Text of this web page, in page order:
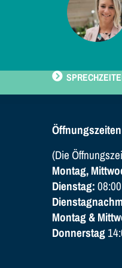
(Die
Montag,
Dienstag:
Montag &
Donnerstag